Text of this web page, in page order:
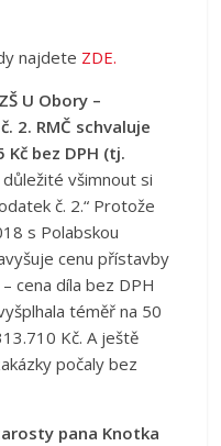
najdete ZDE.
U Obory –
2. RMČ schvaluje
Kč bez DPH (tj.
všimnout si
č. 2.“ Protože
s Polabskou
cenu přístavby
cena díla bez DPH
téměř na 50
Kč. A ještě
počaly bez
pana Knotka